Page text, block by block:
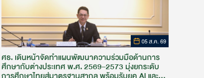
05 ส.ค. 69
ศธ. เดินหน้าจัดทำแผนพัฒนาความร่วมมือด้านการ
ศึกษากับต่างประเทศ พ.ศ. 2569–2573 มุ่งยกระดับ